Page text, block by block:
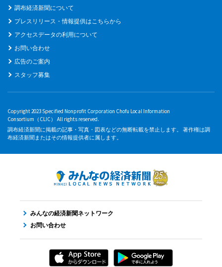
調布経済新聞について
プレスリリース・情報提供はこちらから
アクセスデータの利用について
お問い合わせ
広告のご案内
スタッフ募集
Copyright 2023 Specified Nonprofit Corporation Chofu Local Information
Consortium（CLIC） All rights reserved.
調布経済新聞に掲載の記事・写真・図表などの無断転載を禁止します。 著作権は調
布経済新聞またはその情報提供者に属します。
みんなの経済新聞ネットワーク
お問い合わせ